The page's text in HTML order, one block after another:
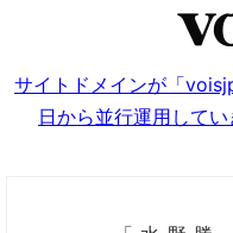
サイトドメインが「
日から並行運用してい